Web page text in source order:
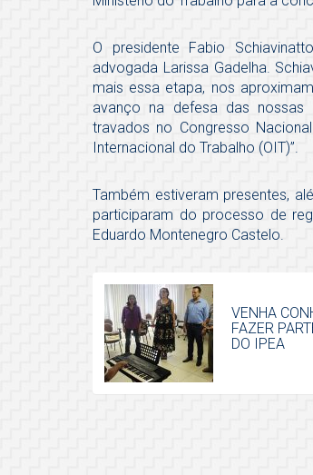
O presidente Fabio
advogada Larissa Gadelha.
mais essa etapa, nos
avanço na defesa das nossas
travados no Congresso
Internacional do Trabalho (OIT)”.
Também estiveram presentes,
participaram do processo de
Eduardo Montenegro Castelo.
VENHA
FAZER
DO IPEA